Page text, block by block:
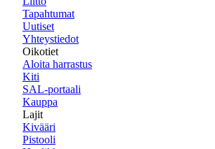
Tapahtumat
Uutiset
Yhteystiedot
Oikotiet
Aloita harrastus
Kiti
SAL-portaali
Kauppa
Lajit
Kivääri
Pistooli